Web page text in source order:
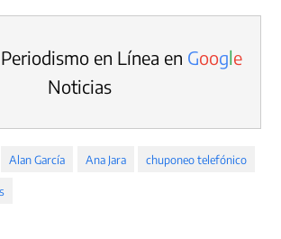
en Línea en Google
Noticias
Alan García Ana Jara chuponeo telefónico